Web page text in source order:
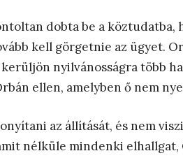
dobta be a köztudatba,
kell görgetnie az ügyet.
nyilvánosságra több
ellen, amelyben ő nem
az állítását, és nem
nélküle mindenki elhallgat,